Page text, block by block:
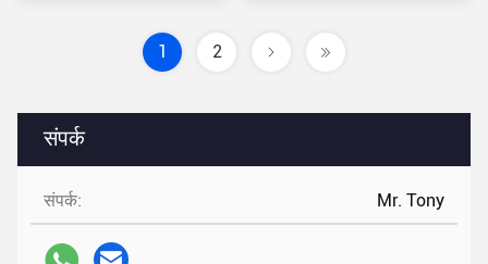
संपर्क
संपर्क: Mr. Tony
1 2